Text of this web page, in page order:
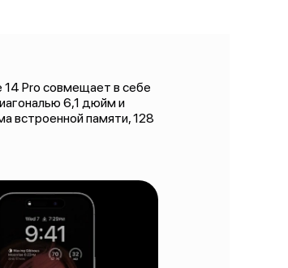
14 Pro совмещает в себе
6,1 дюйм и
встроенной памяти, 128